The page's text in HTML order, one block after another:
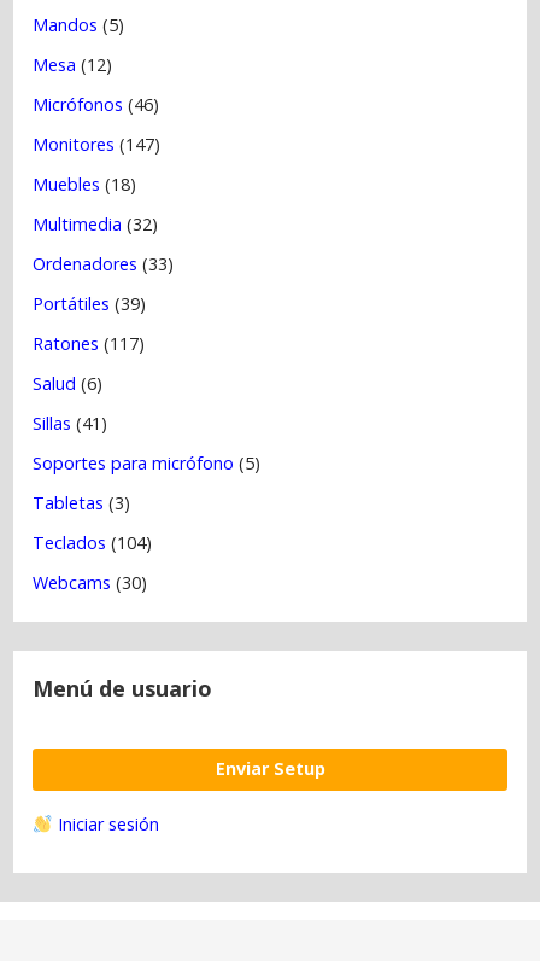
Mandos (5)
Mesa (12)
Micrófonos (46)
Monitores (147)
Muebles (18)
Multimedia (32)
Ordenadores (33)
Portátiles (39)
Ratones (117)
Salud (6)
Sillas (41)
Soportes para micrófono (5)
Tabletas (3)
Teclados (104)
Webcams (30)
Menú de usuario
Enviar Setup
Iniciar sesión